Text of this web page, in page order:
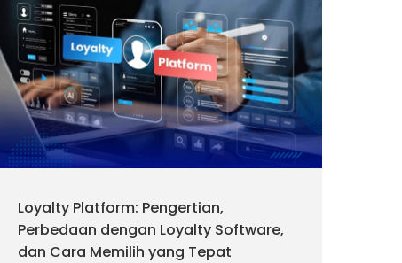
Loyalty Platform: Pengertian,
Perbedaan dengan Loyalty Software,
dan Cara Memilih yang Tepat